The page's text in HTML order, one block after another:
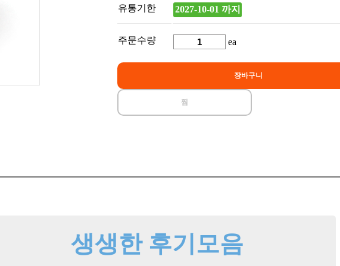
유통기한 2027-10-01 까지
주문수량 ea
장바구니
찜